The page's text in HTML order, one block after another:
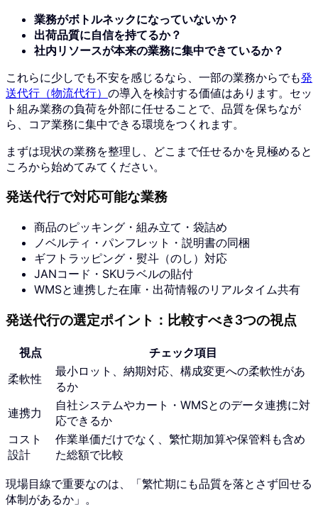
業務がボトルネックになっていないか？
出荷品質に自信を持てるか？
社内リソースが本来の業務に集中できているか？
これらに少しでも不安を感じるなら、一部の業務からでも発
送代行（物流代行） の導入を検討する価値はあります。セッ
ト組み業務の負荷を外部に任せることで、品質を保ちなが
ら、コア業務に集中できる環境をつくれます。
まずは現状の業務を整理し、どこまで任せるかを見極めると
ころから始めてみてください。
発送代行で対応可能な業務
商品のピッキング・組み立て・袋詰め
ノベルティ・パンフレット・説明書の同梱
ギフトラッピング・熨斗（のし）対応
JANコード・SKUラベルの貼付
WMSと連携した在庫・出荷情報のリアルタイム共有
発送代行の選定ポイント：比較すべき3つの視点
視点
チェック項目
柔軟性
最小ロット、納期対応、構成変更への柔軟性があ
るか
連携力
自社システムやカート・WMSとのデータ連携に対
応できるか
コスト
設計
作業単価だけでなく、繁忙期加算や保管料も含め
た総額で比較
現場目線で重要なのは、「繁忙期にも品質を落とさず回せる
体制があるか」。